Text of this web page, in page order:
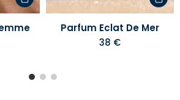
Parfum Eclat De Mer
38 €